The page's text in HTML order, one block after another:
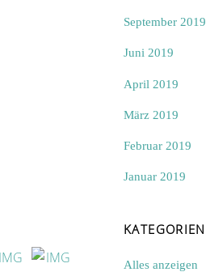
September 2019
Juni 2019
April 2019
März 2019
Februar 2019
Januar 2019
KATEGORIEN
Alles anzeigen